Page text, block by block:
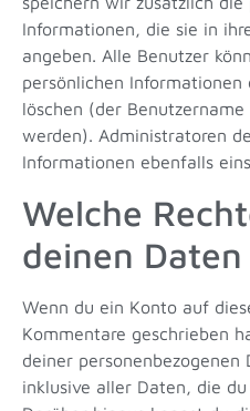
Informationen, die sie in
angeben. Alle Benutzer
persönlichen
löschen (der
werden). Administratoren
Informationen ebenfalls
Welche
deinen
Wenn du ein Konto auf
Kommentare geschrieben
deiner personenbezogenen
inklusive aller Daten, die